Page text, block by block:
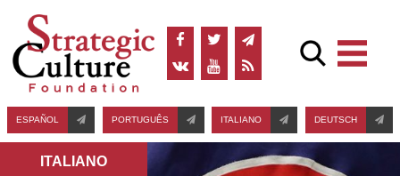
ESPAÑOL PORTUGUÊS ITALIANO DEUTSCH
ITALIANO